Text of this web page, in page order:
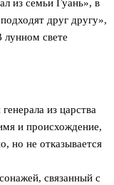
из семьи Гуань», в
друг другу»,
лунном свете
из царства
и происхождение,
но не отказывается
связанный с